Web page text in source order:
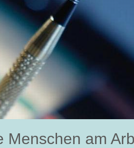
Menschen am